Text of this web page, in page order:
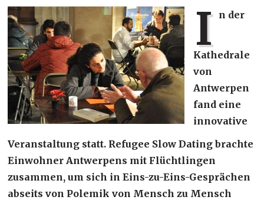
I n der
Kathedrale
von
Antwerpen
fand eine
innovative
Veranstaltung statt. Refugee Slow Dating brachte
Einwohner Antwerpens mit Flüchtlingen
zusammen, um sich in Eins-zu-Eins-Gesprächen
abseits von Polemik von Mensch zu Mensch